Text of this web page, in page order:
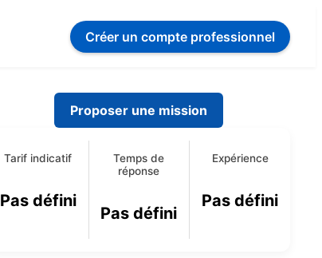
Créer un compte professionnel
Proposer une mission
Tarif indicatif
Pas défini
Temps de
réponse
Pas défini
Expérience
Pas défini